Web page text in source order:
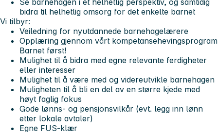
Se barnehagen i et helhetlig perspektiv, og samtidig
bidra til helhetlig omsorg for det enkelte barnet
Vi tilbyr:
Veiledning for nyutdannede barnehagelærere
Opplæring gjennom vårt kompetansehevingsprogram
Barnet først!
Mulighet til å bidra med egne relevante ferdigheter
eller interesser
Mulighet til å være med og videreutvikle barnehagen
Muligheten til å bli en del av en større kjede med
høyt faglig fokus
Gode lønns- og pensjonsvilkår (evt. legg inn lønn
etter lokale avtaler)
Egne FUS-klær